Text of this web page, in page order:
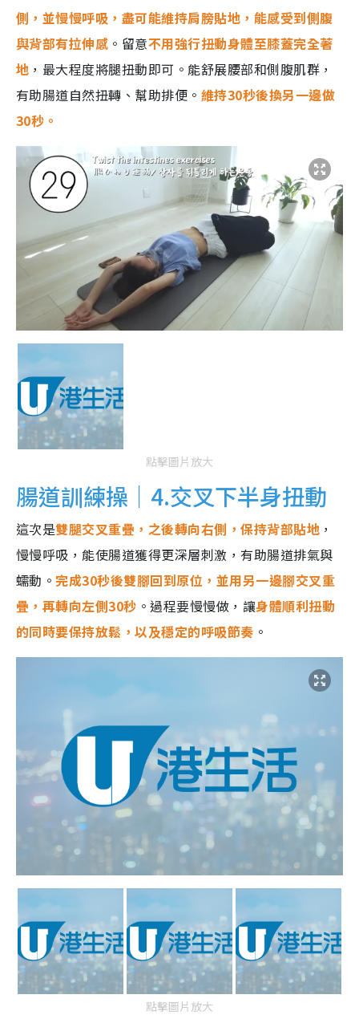
側，並慢慢呼吸，盡可能維持肩膀貼地，能感受到側腹
與背部有拉伸感 。留意不用強行扭動身體至膝蓋完全著
地 ，最大程度將腿扭動即可。能舒展腰部和側腹肌群，
有助腸道自然扭轉、幫助排便。 維持30秒後換另一邊做
30秒。
點擊圖片放大
腸道訓練操｜4.交叉下半身扭動
這次是雙腿交叉重疊，之後轉向右側，保持背部貼地 ，
慢慢呼吸，能使腸道獲得更深層刺激，有助腸道排氣與
蠕動。 完成30秒後雙腳回到原位，並用另一邊腳交叉重
疊，再轉向左側30秒 。過程要慢慢做，讓身體順利扭動
的同時要保持放鬆，以及穩定的呼吸節奏 。
點擊圖片放大